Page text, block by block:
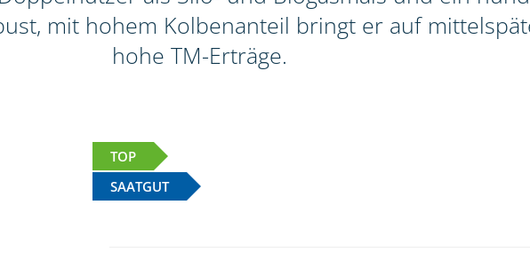
mit hohem Kolbenanteil bringt er auf
hohe TM-Erträge.
TOP
SAATGUT